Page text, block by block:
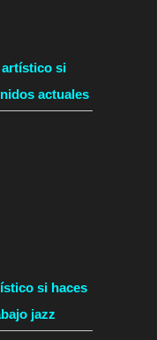
artístico si
actuales
si haces
jazz